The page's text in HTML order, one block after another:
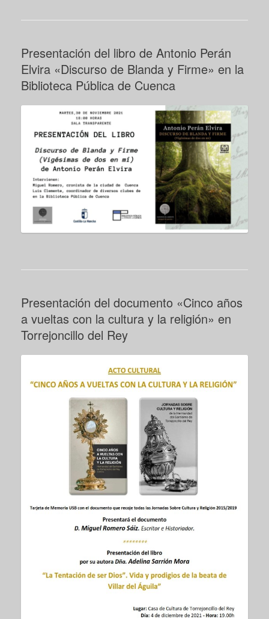
Presentación del libro de Antonio Perán
Elvira «Discurso de Blanda y Firme» en la
Biblioteca Pública de Cuenca
Presentación del documento «Cinco años
a vueltas con la cultura y la religión» en
Torrejoncillo del Rey